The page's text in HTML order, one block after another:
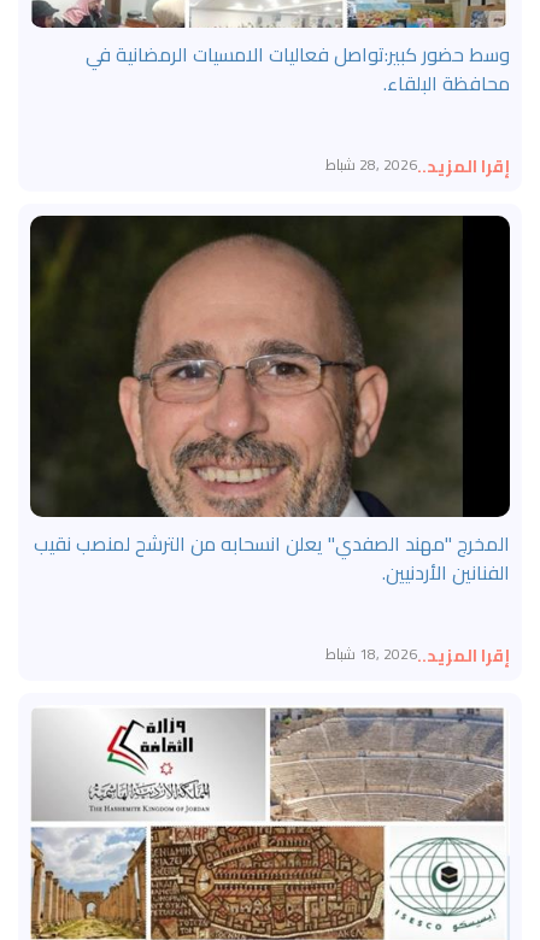
وسط حضور كبير:تواصل فعاليات الامسيات الرمضانية في
محافظة البلقاء.
2026 ,28 شباطإقرا المزيد..
المخرج "مهند الصفدي" يعلن انسحابه من الترشح لمنصب نقيب
الفنانين الأردنيين.
2026 ,18 شباطإقرا المزيد..